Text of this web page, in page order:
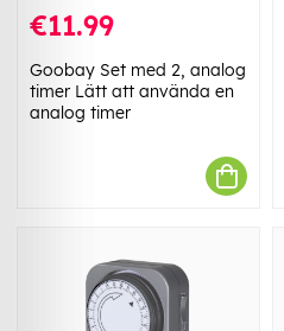
€11.99
Goobay Set med 2, analog
timer Lätt att använda en
analog timer